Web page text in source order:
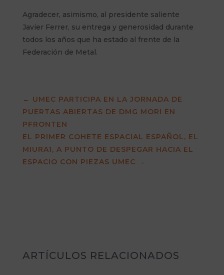
Agradecer, asimismo, al presidente saliente
Javier Ferrer, su entrega y generosidad durante
todos los años que ha estado al frente de la
Federación de Metal.
← UMEC PARTICIPA EN LA JORNADA DE
PUERTAS ABIERTAS DE DMG MORI EN
PFRONTEN
EL PRIMER COHETE ESPACIAL ESPAÑOL, EL
MIURA1, A PUNTO DE DESPEGAR HACIA EL
ESPACIO CON PIEZAS UMEC →
ARTÍCULOS RELACIONADOS